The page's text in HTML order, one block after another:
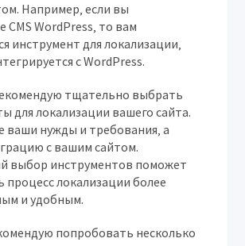
Например‚ если вы
CMS WordPress‚ то вам
инструмент для локализации‚
с WordPress.
тщательно выбрать
для локализации вашего сайта.
ваши нужды и требования‚ а
с вашим сайтом.
выбор инструментов поможет
процесс локализации более
и удобным.
попробовать несколько